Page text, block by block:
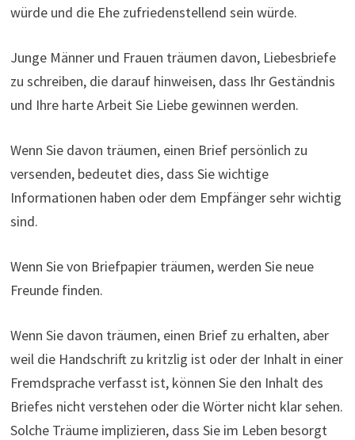
würde und die Ehe zufriedenstellend sein würde.
Junge Männer und Frauen träumen davon, Liebesbriefe
zu schreiben, die darauf hinweisen, dass Ihr Geständnis
und Ihre harte Arbeit Sie Liebe gewinnen werden.
Wenn Sie davon träumen, einen Brief persönlich zu
versenden, bedeutet dies, dass Sie wichtige
Informationen haben oder dem Empfänger sehr wichtig
sind.
Wenn Sie von Briefpapier träumen, werden Sie neue
Freunde finden.
Wenn Sie davon träumen, einen Brief zu erhalten, aber
weil die Handschrift zu kritzlig ist oder der Inhalt in einer
Fremdsprache verfasst ist, können Sie den Inhalt des
Briefes nicht verstehen oder die Wörter nicht klar sehen.
Solche Träume implizieren, dass Sie im Leben besorgt